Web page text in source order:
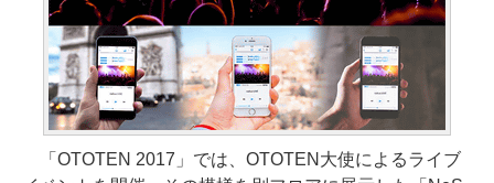
「OTOTEN 2017」では、OTOTEN大使によるライブ